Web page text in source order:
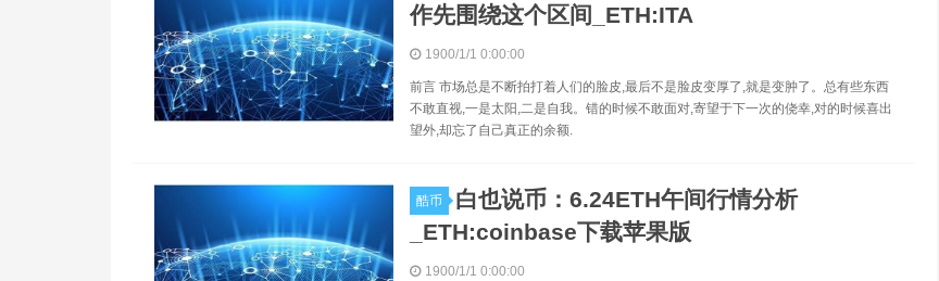
作先围绕这个区间_ETH:ITA
1900/1/1 0:00:00
前言 市场总是不断拍打着人们的脸皮,最后不是脸皮变厚了,就是变肿了。总有些东西
不敢直视,一是太阳,二是自我。错的时候不敢面对,寄望于下一次的侥幸,对的时候喜出
望外,却忘了自己真正的余额.
酷币
白也说币：6.24ETH午间行情分析
_ETH:coinbase下载苹果版
1900/1/1 0:00:00